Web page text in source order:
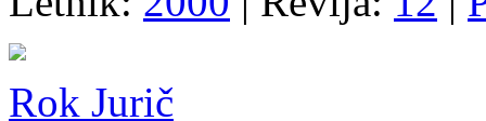
Rok Jurič